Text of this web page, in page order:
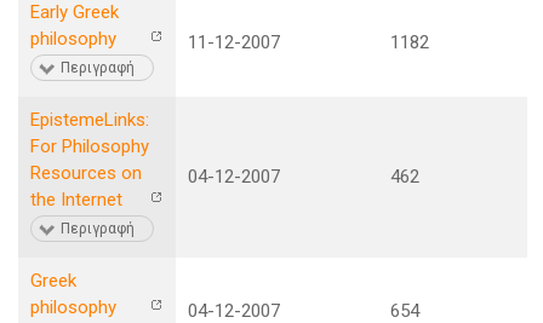
Early Greek
philosophy
Περιγραφή
11-12-2007 1182
EpistemeLinks:
For Philosophy
Resources on
the Internet
Περιγραφή
04-12-2007 462
Greek
philosophy
04-12-2007 654